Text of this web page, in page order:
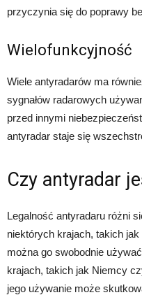
przyczynia się do poprawy
Wielofunkcyjność
Wiele antyradarów ma
sygnałów radarowych
przed innymi
antyradar staje się
Czy antyradar
Legalność antyradaru różni
niektórych krajach, takich
można go swobodnie
krajach, takich jak Niemcy
jego używanie może